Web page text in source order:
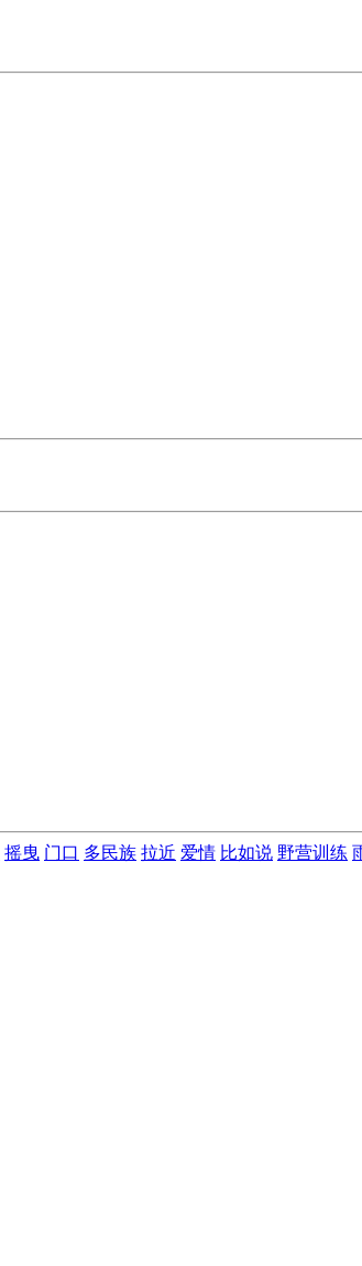
摇曳 门口 多民族 拉近 爱情 比如说 野营训练